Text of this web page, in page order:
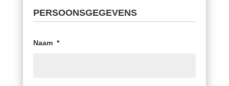
PERSOONSGEGEVENS
Naam *